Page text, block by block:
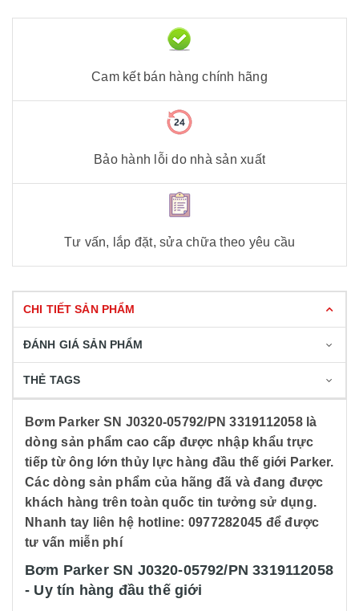
Cam kết bán hàng chính hãng
Bảo hành lỗi do nhà sản xuất
Tư vấn, lắp đặt, sửa chữa theo yêu cầu
CHI TIẾT SẢN PHẨM
ĐÁNH GIÁ SẢN PHẨM
THẺ TAGS
Bơm Parker SN J0320-05792/PN 3319112058 là
dòng sản phẩm cao cấp được nhập khẩu trực
tiếp từ ông lớn thủy lực hàng đầu thế giới Parker.
Các dòng sản phẩm của hãng đã và đang được
khách hàng trên toàn quốc tin tưởng sử dụng.
Nhanh tay liên hệ hotline: 0977282045 để được
tư vấn miễn phí
Bơm Parker SN J0320-05792/PN 3319112058
- Uy tín hàng đầu thế giới